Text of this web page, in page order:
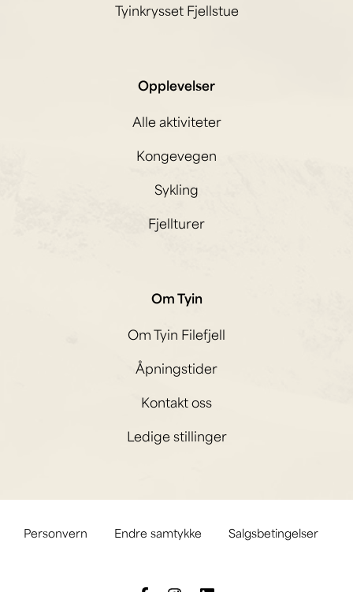
Tyinkrysset Fjellstue
Opplevelser
Alle aktiviteter
Kongevegen
Sykling
Fjellturer
Om Tyin
Om Tyin Filefjell
Åpningstider
Kontakt oss
Ledige stillinger
Personvern Endre samtykke Salgsbetingelser